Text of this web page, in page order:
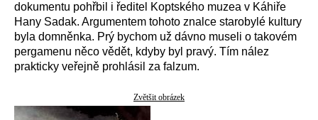
dokumentu pohřbil i ředitel Koptského muzea v Káhiře
Hany Sadak. Argumentem tohoto znalce starobylé kultury
byla domněnka. Prý bychom už dávno museli o takovém
pergamenu něco vědět, kdyby byl pravý. Tím nález
prakticky veřejně prohlásil za falzum.
Zvětšit obrázek